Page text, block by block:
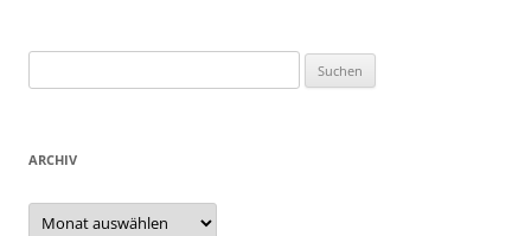
nach:
ARCHIV
Archiv